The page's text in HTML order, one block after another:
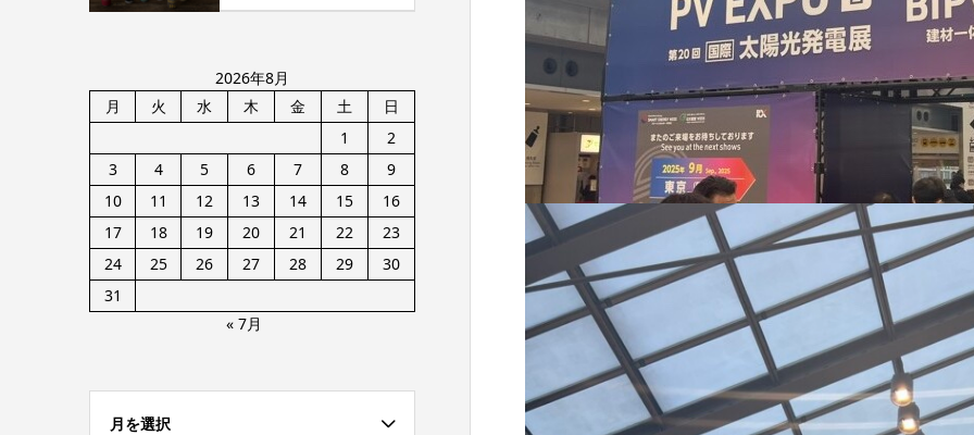
2026年8月
月
火 水 木 金 土
日
1
2
3
4 5 6 7 8
9
10
11 12 13 14 15
16
17
18 19 20 21 22
23
24
25 26 27 28 29
30
31
« 7月
月を選択